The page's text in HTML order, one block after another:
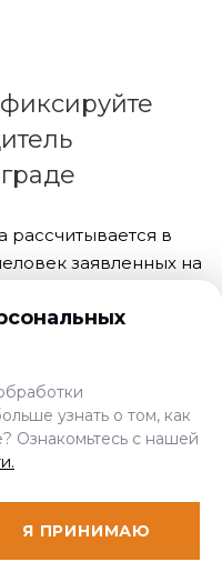
рассчитывается в
заявленных на
узнать о том, как
Ознакомьтесь с нашей
Я ПРИНИМАЮ